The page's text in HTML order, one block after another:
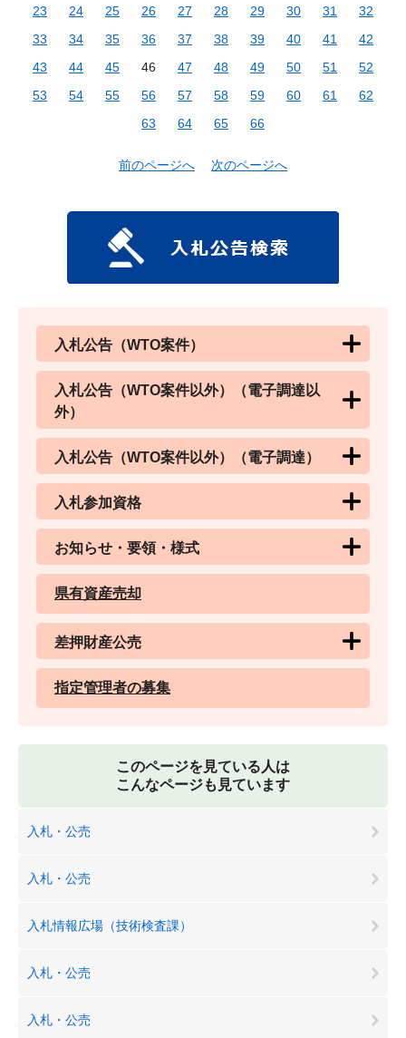
23
24 25 26 27 28 29 30 31
32
33
34 35 36 37 38 39 40 41
42
43
44 45 46 47 48 49 50 51
52
53
54 55 56 57 58 59 60 61
62
63
64 65 66
前のページへ 次のページへ
入札公告（WTO案件）
入札公告（WTO案件以外）（電子調達以
外）
入札公告（WTO案件以外）（電子調達）
入札参加資格
お知らせ・要領・様式
県有資産売却
差押財産公売
指定管理者の募集
このページを見ている人は
こんなページも見ています
入札・公売
入札・公売
入札情報広場（技術検査課）
入札・公売
入札・公売